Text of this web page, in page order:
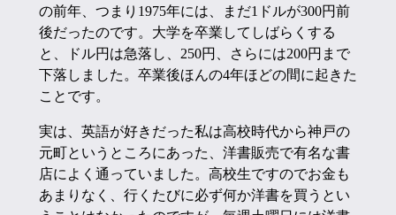
の前年、つまり1975年には、まだ1ドルが300円前
後だったのです。大学を卒業してしばらくする
と、ドル円は急落し、250円、さらには200円まで
下落しました。卒業後ほんの4年ほどの間に起きた
ことです。
実は、英語が好きだった私は高校時代から神戸の
元町というところにあった、洋書販売で有名な書
店によく通っていました。高校生ですのでお金も
あまりなく、行くたびに必ず何か洋書を買うとい